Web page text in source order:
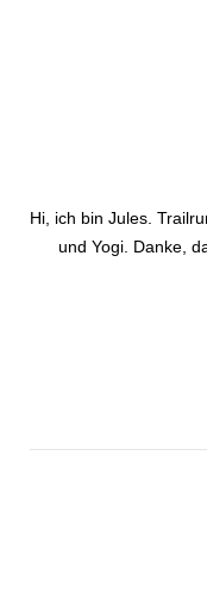
Hi, ich bin Jules.
und Yogi. Danke,